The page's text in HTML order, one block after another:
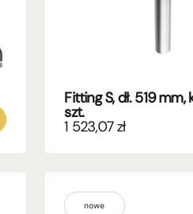
Fitting S, dł. 519
szt.
1 523,07zł
nowe